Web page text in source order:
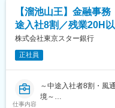
・アパートやマンショ
的に地域の活性化に繋
・相続周りのご相談な
も多く、提案の幅が広
【変更の範囲：会社の
■キャリアパス：
支店長を目指していた
の異動など、幅広いキ
【溜池山王】金融事
途入社8割／残業20H
株式会社東京スター銀行
正社員
仕事内容
～中途入社者8割・風
境～